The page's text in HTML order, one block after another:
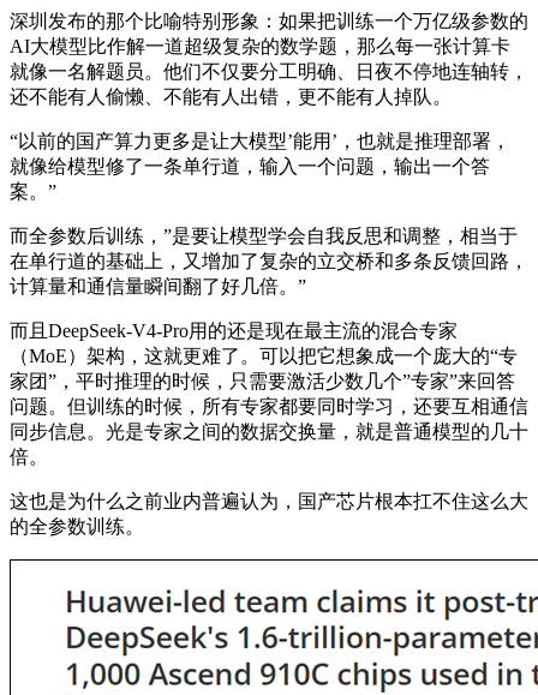
深圳发布的那个比喻特别形象：如果把训练一个万亿级参数的
AI大模型比作解一道超级复杂的数学题，那么每一张计算卡
就像一名解题员。他们不仅要分工明确、日夜不停地连轴转，
还不能有人偷懒、不能有人出错，更不能有人掉队。
“以前的国产算力更多是让大模型’能用’，也就是推理部署，
就像给模型修了一条单行道，输入一个问题，输出一个答
案。”
而全参数后训练，”是要让模型学会自我反思和调整，相当于
在单行道的基础上，又增加了复杂的立交桥和多条反馈回路，
计算量和通信量瞬间翻了好几倍。”
而且DeepSeek-V4-Pro用的还是现在最主流的混合专家
（MoE）架构，这就更难了。可以把它想象成一个庞大的“专
家团”，平时推理的时候，只需要激活少数几个”专家”来回答
问题。但训练的时候，所有专家都要同时学习，还要互相通信
同步信息。光是专家之间的数据交换量，就是普通模型的几十
倍。
这也是为什么之前业内普遍认为，国产芯片根本扛不住这么大
的全参数训练。